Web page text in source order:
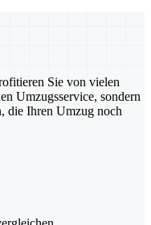
Sie von vielen
Umzugsservice, sondern
die Ihren Umzug noch